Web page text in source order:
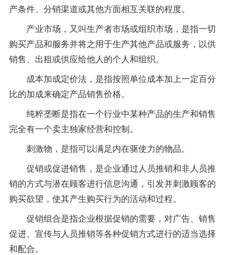
产条件、分销渠道或其他方面相互关联的程度。
产业市场，又叫生产者市场或组织市场，是指一切
购买产品和服务并将之用于生产其他产品或服务，以供
销售、出租或供应给他人的个人和组织。
成本加成定价法，是指按照单位成本加上一定百分
比的加成来确定产品销售价格。
纯粹垄断是指在一个行业中某种产品的生产和销售
完全有一个卖主独家经营和控制。
刺激物，是指可以满足内在驱使力的物品。
促销或促进销售，是企业通过人员推销和非人员推
销的方式与潜在顾客进行信息沟通，引发并刺激顾客的
购买欲望，使其产生购买行为的活动和过程。
促销组合是指企业根据促销的需要，对广告、销售
促进、宣传与人员推销等各种促销方式进行的适当选择
和配合。